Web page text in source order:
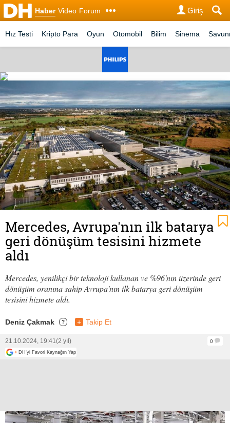
Haber Video Forum Giriş
Hız Testi Kripto Para Oyun Otomobil Bilim Sinema
Mercedes, Avrupa'nın ilk batarya
geri dönüşüm tesisini hizmete
aldı
Mercedes, yenilikçi bir teknoloji kullanan ve %96'nın üzerinde geri
dönüşüm oranına sahip Avrupa'nın ilk batarya geri dönüşüm
tesisini hizmete aldı.
Deniz Çakmak ? + Takip Et
21.10.2024, 19:41 (2 yıl)
0
+ DH'yi Favori Kaynağın Yap